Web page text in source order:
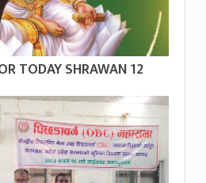
TODAY SHRAWAN 12